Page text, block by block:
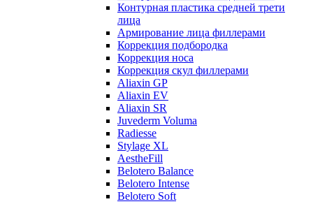
Контурная пластика средней трети
лица
Армирование лица филлерами
Коррекция подбородка
Коррекция носа
Коррекция скул филлерами
Aliaxin GP
Aliaxin EV
Aliaxin SR
Juvederm Voluma
Radiesse
Stylage XL
AestheFill
Belotero Balance
Belotero Intense
Belotero Soft